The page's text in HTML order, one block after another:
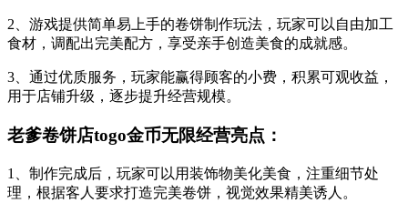
2、游戏提供简单易上手的卷饼制作玩法，玩家可以自由加工
食材，调配出完美配方，享受亲手创造美食的成就感。
3、通过优质服务，玩家能赢得顾客的小费，积累可观收益，
用于店铺升级，逐步提升经营规模。
老爹卷饼店togo金币无限经营亮点：
1、制作完成后，玩家可以用装饰物美化美食，注重细节处
理，根据客人要求打造完美卷饼，视觉效果精美诱人。